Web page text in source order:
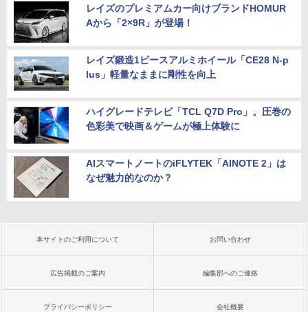
レイズのプレミアムカー向けブランドHOMUR
Aから「2×9R」が登場！
レイズ鍛造1ピースアルミホイール「CE28 N-p
lus」軽量なままに剛性を向上
ハイグレードテレビ「TCL Q7D Pro」。圧巻の
色彩美で映画＆ゲームが極上体験に
AIスマートノートのiFLYTEK「AINOTE 2」は
なぜ魅力的なのか？
本サイトのご利用について お問い合わせ
広告掲載のご案内 編集部へのご連絡
プライバシーポリシー 会社概要